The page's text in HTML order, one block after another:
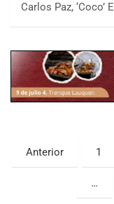
Carlos Paz, ‘Coco’
Paginación
de
entradas
Anterior 1
…
08/09-AGO
IAME SERIES
Ramiro Tot (Asfalto)
Baradero (Buenos Aires)
Villaguay (Entre Ríos)